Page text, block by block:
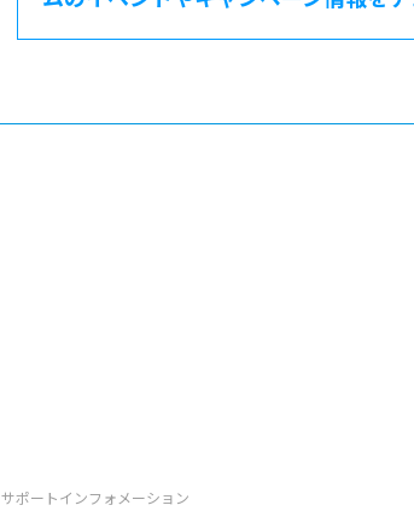
サポートインフォメーション